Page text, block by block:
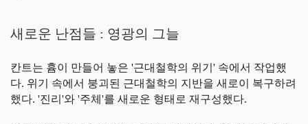
새로운 난점들 : 영광의 그늘
칸트는 흄이 만들어 놓은 '근대철학의 위기' 속에서 작업했
다. 위기 속에서 붕괴된 근대철학의 지반을 새로이 복구하려
했다. '진리'와 '주체'를 새로운 형태로 재구성했다.